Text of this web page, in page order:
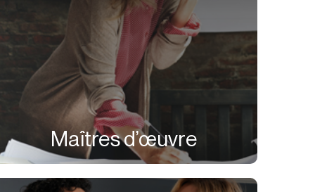
Maîtres d’œuvre